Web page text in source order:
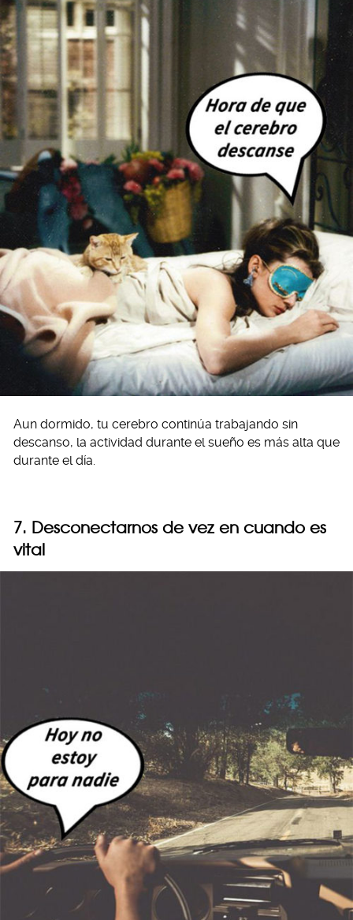
Aun dormido, tu cerebro continúa trabajando sin
descanso, la actividad durante el sueño es más alta que
durante el día.
7. Desconectarnos de vez en cuando es
vital